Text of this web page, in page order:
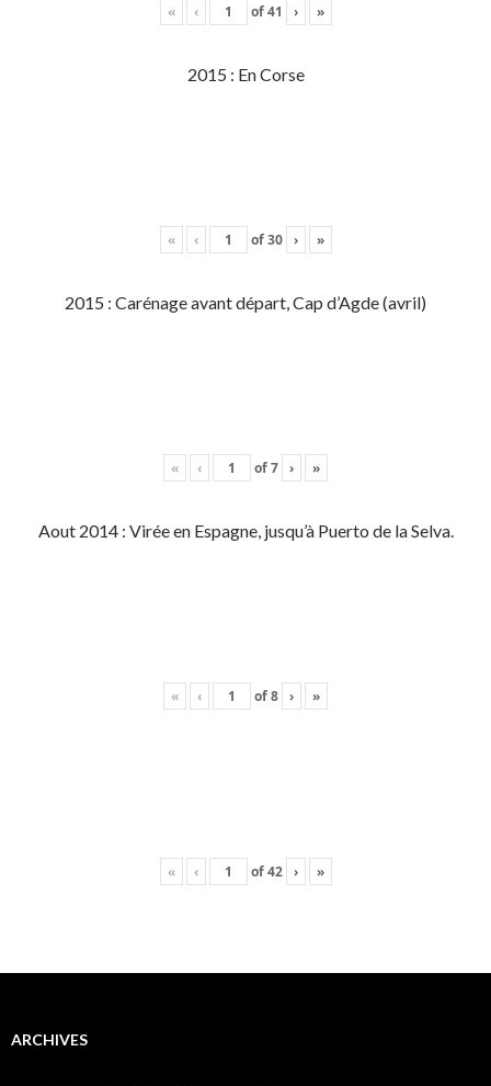
« ‹ of41 › »
2015 : En Corse
« ‹ of30 › »
2015 : Carénage avant départ, Cap d’Agde (avril)
« ‹ of7 › »
Aout 2014 : Virée en Espagne, jusqu’à Puerto de la Selva.
« ‹ of8 › »
« ‹ of42 › »
ARCHIVES